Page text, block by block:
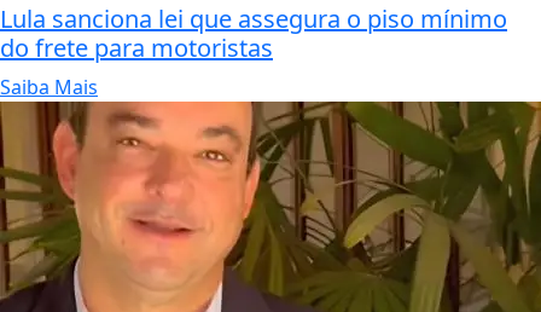
Lula sanciona lei que assegura o piso mínimo
do frete para motoristas
Saiba Mais